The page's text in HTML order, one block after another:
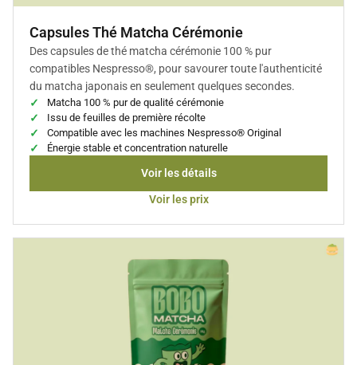
Capsules Thé Matcha Cérémonie
Des capsules de thé matcha cérémonie 100 % pur
compatibles Nespresso®, pour savourer toute l'authenticité
du matcha japonais en seulement quelques secondes.
Matcha 100 % pur de qualité cérémonie
Issu de feuilles de première récolte
Compatible avec les machines Nespresso® Original
Énergie stable et concentration naturelle
Voir les détails
Voir les prix